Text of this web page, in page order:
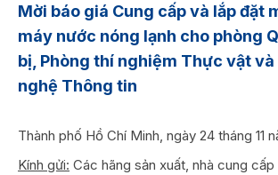
Mời báo giá Cung cấp và lắp đặt
máy nước nóng lạnh cho phòng
bị, Phòng thí nghiệm Thực vật và
nghệ Thông tin
Thành phố Hồ Chí Minh, ngày 24 tháng 11
Kính gửi: Các hãng sản xuất, nhà cung